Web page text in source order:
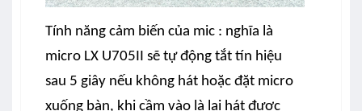
Tính năng cảm biến của mic : nghĩa là
micro LX U705II sẽ tự động tắt tín hiệu
sau 5 giây nếu không hát hoặc đặt micro
xuống bàn, khi cầm vào là lại hát được